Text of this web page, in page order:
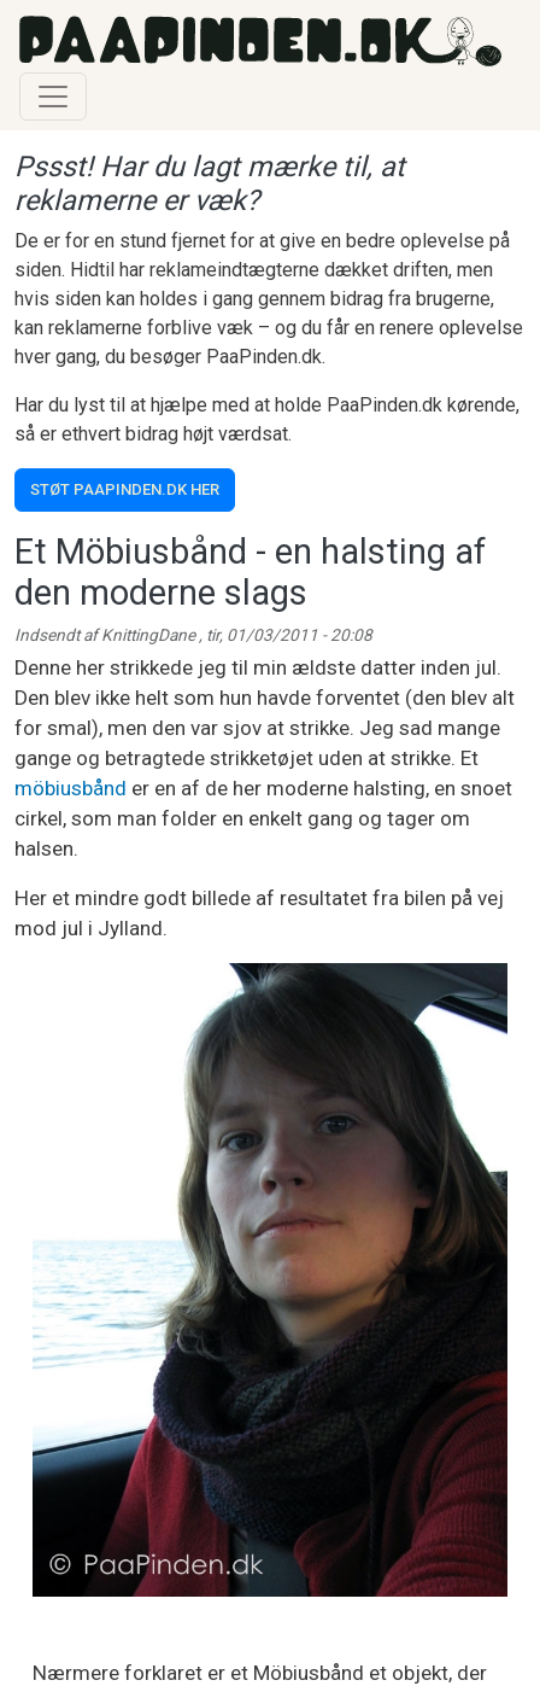
Gå til hovedindhold
Pssst! Har du lagt mærke til, at
reklamerne er væk?
De er for en stund fjernet for at give en bedre oplevelse på
siden. Hidtil har reklameindtægterne dækket driften, men
hvis siden kan holdes i gang gennem bidrag fra brugerne,
kan reklamerne forblive væk – og du får en renere oplevelse
hver gang, du besøger PaaPinden.dk.
Har du lyst til at hjælpe med at holde PaaPinden.dk kørende,
så er ethvert bidrag højt værdsat.
STØT PAAPINDEN.DK HER
Et Möbiusbånd - en halsting af
den moderne slags
Indsendt afKnittingDane , tir, 01/03/2011 - 20:08
Denne her strikkede jeg til min ældste datter inden jul.
Den blev ikke helt som hun havde forventet (den blev alt
for smal), men den var sjov at strikke. Jeg sad mange
gange og betragtede strikketøjet uden at strikke. Et
möbiusbånd er en af de her moderne halsting, en snoet
cirkel, som man folder en enkelt gang og tager om
halsen.
Her et mindre godt billede af resultatet fra bilen på vej
mod jul i Jylland.
Nærmere forklaret er et Möbiusbånd et objekt, der